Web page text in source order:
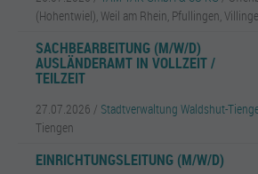
(Hohentwiel), Weil am Rhein, Pfullingen,
SACHBEARBEITUNG (M/W/D)
AUSLÄNDERAMT IN VOLLZEIT /
TEILZEIT
27.07.2026 / Stadtverwaltung Waldshut-
Tiengen
EINRICHTUNGSLEITUNG (M/W/D)